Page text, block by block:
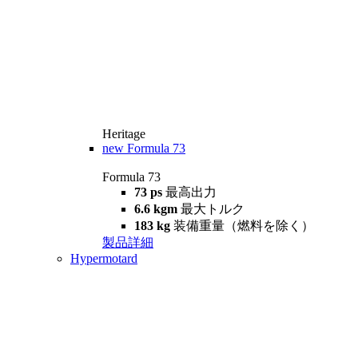
Heritage
new Formula 73
Formula 73
73 ps 最高出力
6.6 kgm 最大トルク
183 kg 装備重量（燃料を除く）
製品詳細
Hypermotard